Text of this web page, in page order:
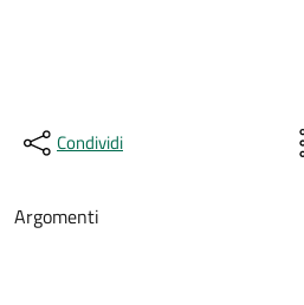
Condividi
Argomenti